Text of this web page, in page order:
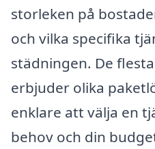
storleken på
och vilka specifika
städningen. De
erbjuder olika
enklare att välja en
behov och din